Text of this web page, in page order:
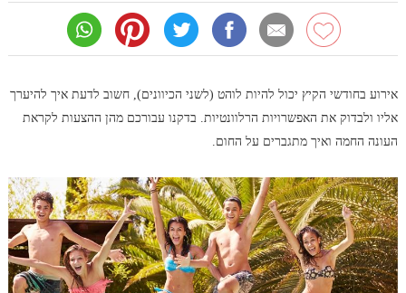
אירוע בחודשי הקיץ יכול להיות לוהט (לשני הכיוונים), חשוב לדעת איך להיערך
אליו ולבדוק את האפשרויות הרלוונטיות. בדקנו עבורכם מהן ההצעות לקראת
העונה החמה ואיך מתגברים על החום.